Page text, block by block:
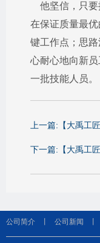
他坚信，只要
在保证质量最
键工作点；思
心耐心地向新
一批技能人员。
上一篇:【大禹工
下一篇:【大禹工
公司简介 公司新闻